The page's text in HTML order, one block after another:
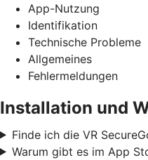
App-Nutzung
Identifikation
Technische Probleme
Allgemeines
Fehlermeldungen
Installation und
Finde ich die VR
Warum gibt es im App